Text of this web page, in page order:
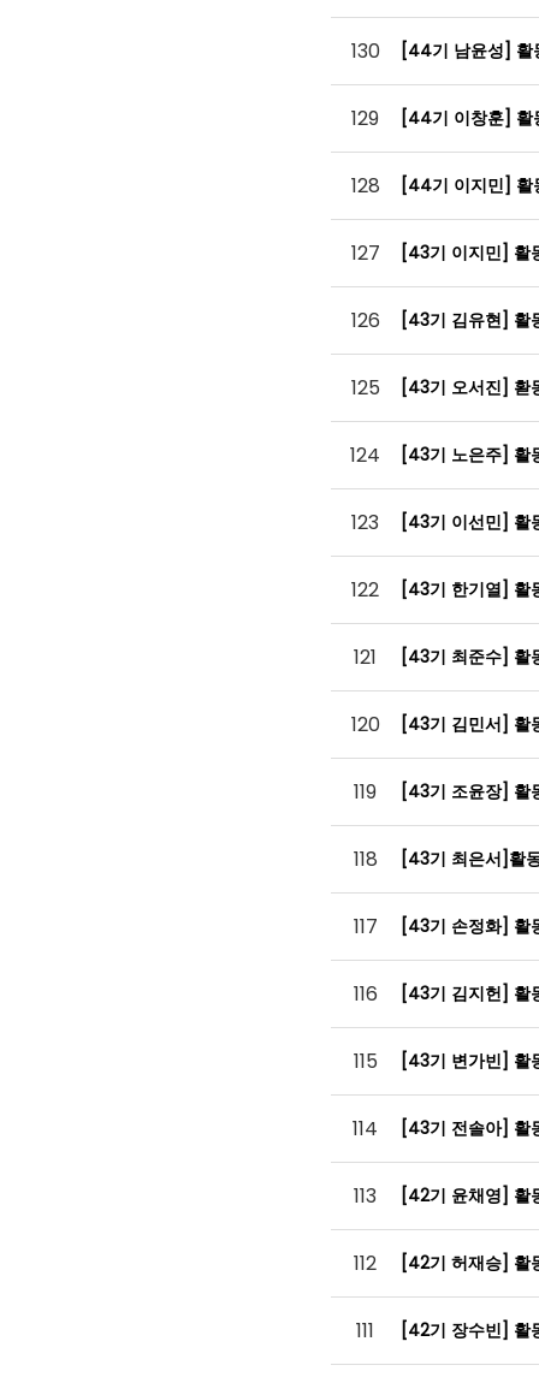
130 [44기 남윤성]
129 [44기 이창훈]
128 [44기 이지민]
127 [43기 이지민] 활
126 [43기 김유현] 활
125 [43기 오서진] 홛
124 [43기 노은주] 활
123 [43기 이선민] 활
122 [43기 한기열] 활
121 [43기 최준수] 활
120 [43기 김민서] 활
119 [43기 조윤장] 활
118 [43기 최은서]활
117 [43기 손정화] 활
116 [43기 김지헌] 활
115 [43기 변가빈] 활
114 [43기 전솔아] 활
113 [42기 윤채영] 활
112 [42기 허재승] 활
111 [42기 장수빈] 활